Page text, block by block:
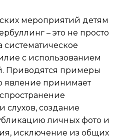
мероприятий детям
– это не просто
систематическое
с использованием
Приводятся примеры
явление принимает
слухов, создание
личных фото и
исключение из общих